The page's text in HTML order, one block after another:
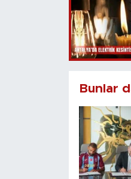
Bunlar